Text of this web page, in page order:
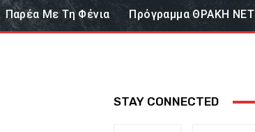
Παρέα Με Τη Φένια Πρόγραμμα ΘΡΑΚΗ ΝΕΤ
STAY CONNECTED